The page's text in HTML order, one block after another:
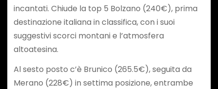
incantati. Chiude la top 5 Bolzano (240€), prima
destinazione italiana in classifica, con i suoi
suggestivi scorci montani e l’atmosfera
altoatesina.
Al sesto posto c’è Brunico (265.5€), seguita da
Merano (228€) in settima posizione, entrambe